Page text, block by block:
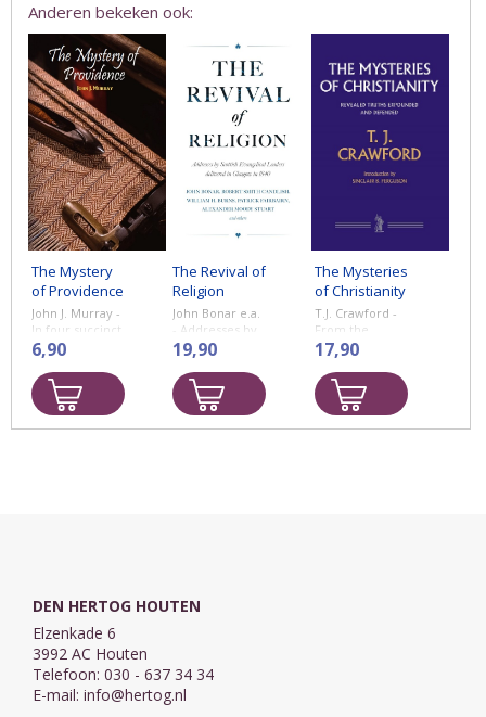
Anderen bekeken ook:
The Mystery
of Providence
John J. Murray -
In four succinct
chapters, John J
Murray explains
the key truths
of the doctrine
of providence.
With plenty of
6,90
The Revival of
Religion
John Bonar e.a.
- Addresses by
Scottish
Evangelical
Leaders
Delivered in
Glasgow in
1840.
19,90
The Mysteries
of Christianity
T.J. Crawford -
From the
Introduction by
Sinclair B.
Ferguson
17,90
DEN HERTOG HOUTEN
Elzenkade 6
3992 AC Houten
Telefoon: 030 - 637 34 34
E-mail: info@hertog.nl